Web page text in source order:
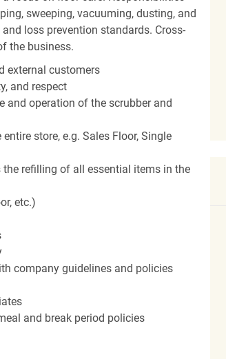
sweeping, vacuuming, dusting, and
loss prevention standards. Cross-
the business.
external customers
and respect
and operation of the scrubber and
store, e.g. Sales Floor, Single
refilling of all essential items in the
etc.)
company guidelines and policies
and break period policies